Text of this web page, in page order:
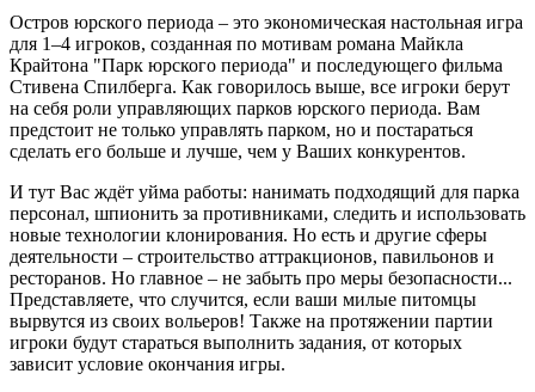
Остров юрского периода – это экономическая настольная игра
для 1–4 игроков, созданная по мотивам романа Майкла
Крайтона "Парк юрского периода" и последующего фильма
Стивена Спилберга. Как говорилось выше, все игроки берут
на себя роли управляющих парков юрского периода. Вам
предстоит не только управлять парком, но и постараться
сделать его больше и лучше, чем у Ваших конкурентов.
И тут Вас ждёт уйма работы: нанимать подходящий для парка
персонал, шпионить за противниками, следить и использовать
новые технологии клонирования. Но есть и другие сферы
деятельности – строительство аттракционов, павильонов и
ресторанов. Но главное – не забыть про меры безопасности...
Представляете, что случится, если ваши милые питомцы
вырвутся из своих вольеров! Также на протяжении партии
игроки будут стараться выполнить задания, от которых
зависит условие окончания игры.